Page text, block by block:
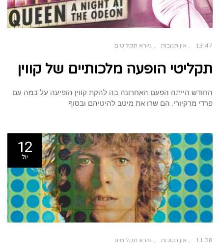
13:47 אין תגובות גיורא תקליטים
תקליטי הופעה מלכותיים של קווין
החודש הייתה הפעם האחרונה בה להקת קווין הופיעה על במה עם
פרדי מרקיורי. הם שרו את מיטב להיטיהם ובסוף
12
יול
11:38 אין תגובות גיורא תקליטים